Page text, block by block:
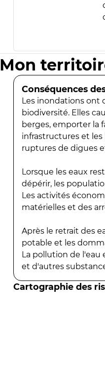
Mon
Conséquences
Les inondations ont
biodiversité. Elles
berges, emporter la
infrastructures et
ruptures de digues
Lorsque les eaux
dépérir, les
Les activités
matérielles et des
Après le retrait des
potable et les
La pollution de l'eau
et d'autres
Cartographie des